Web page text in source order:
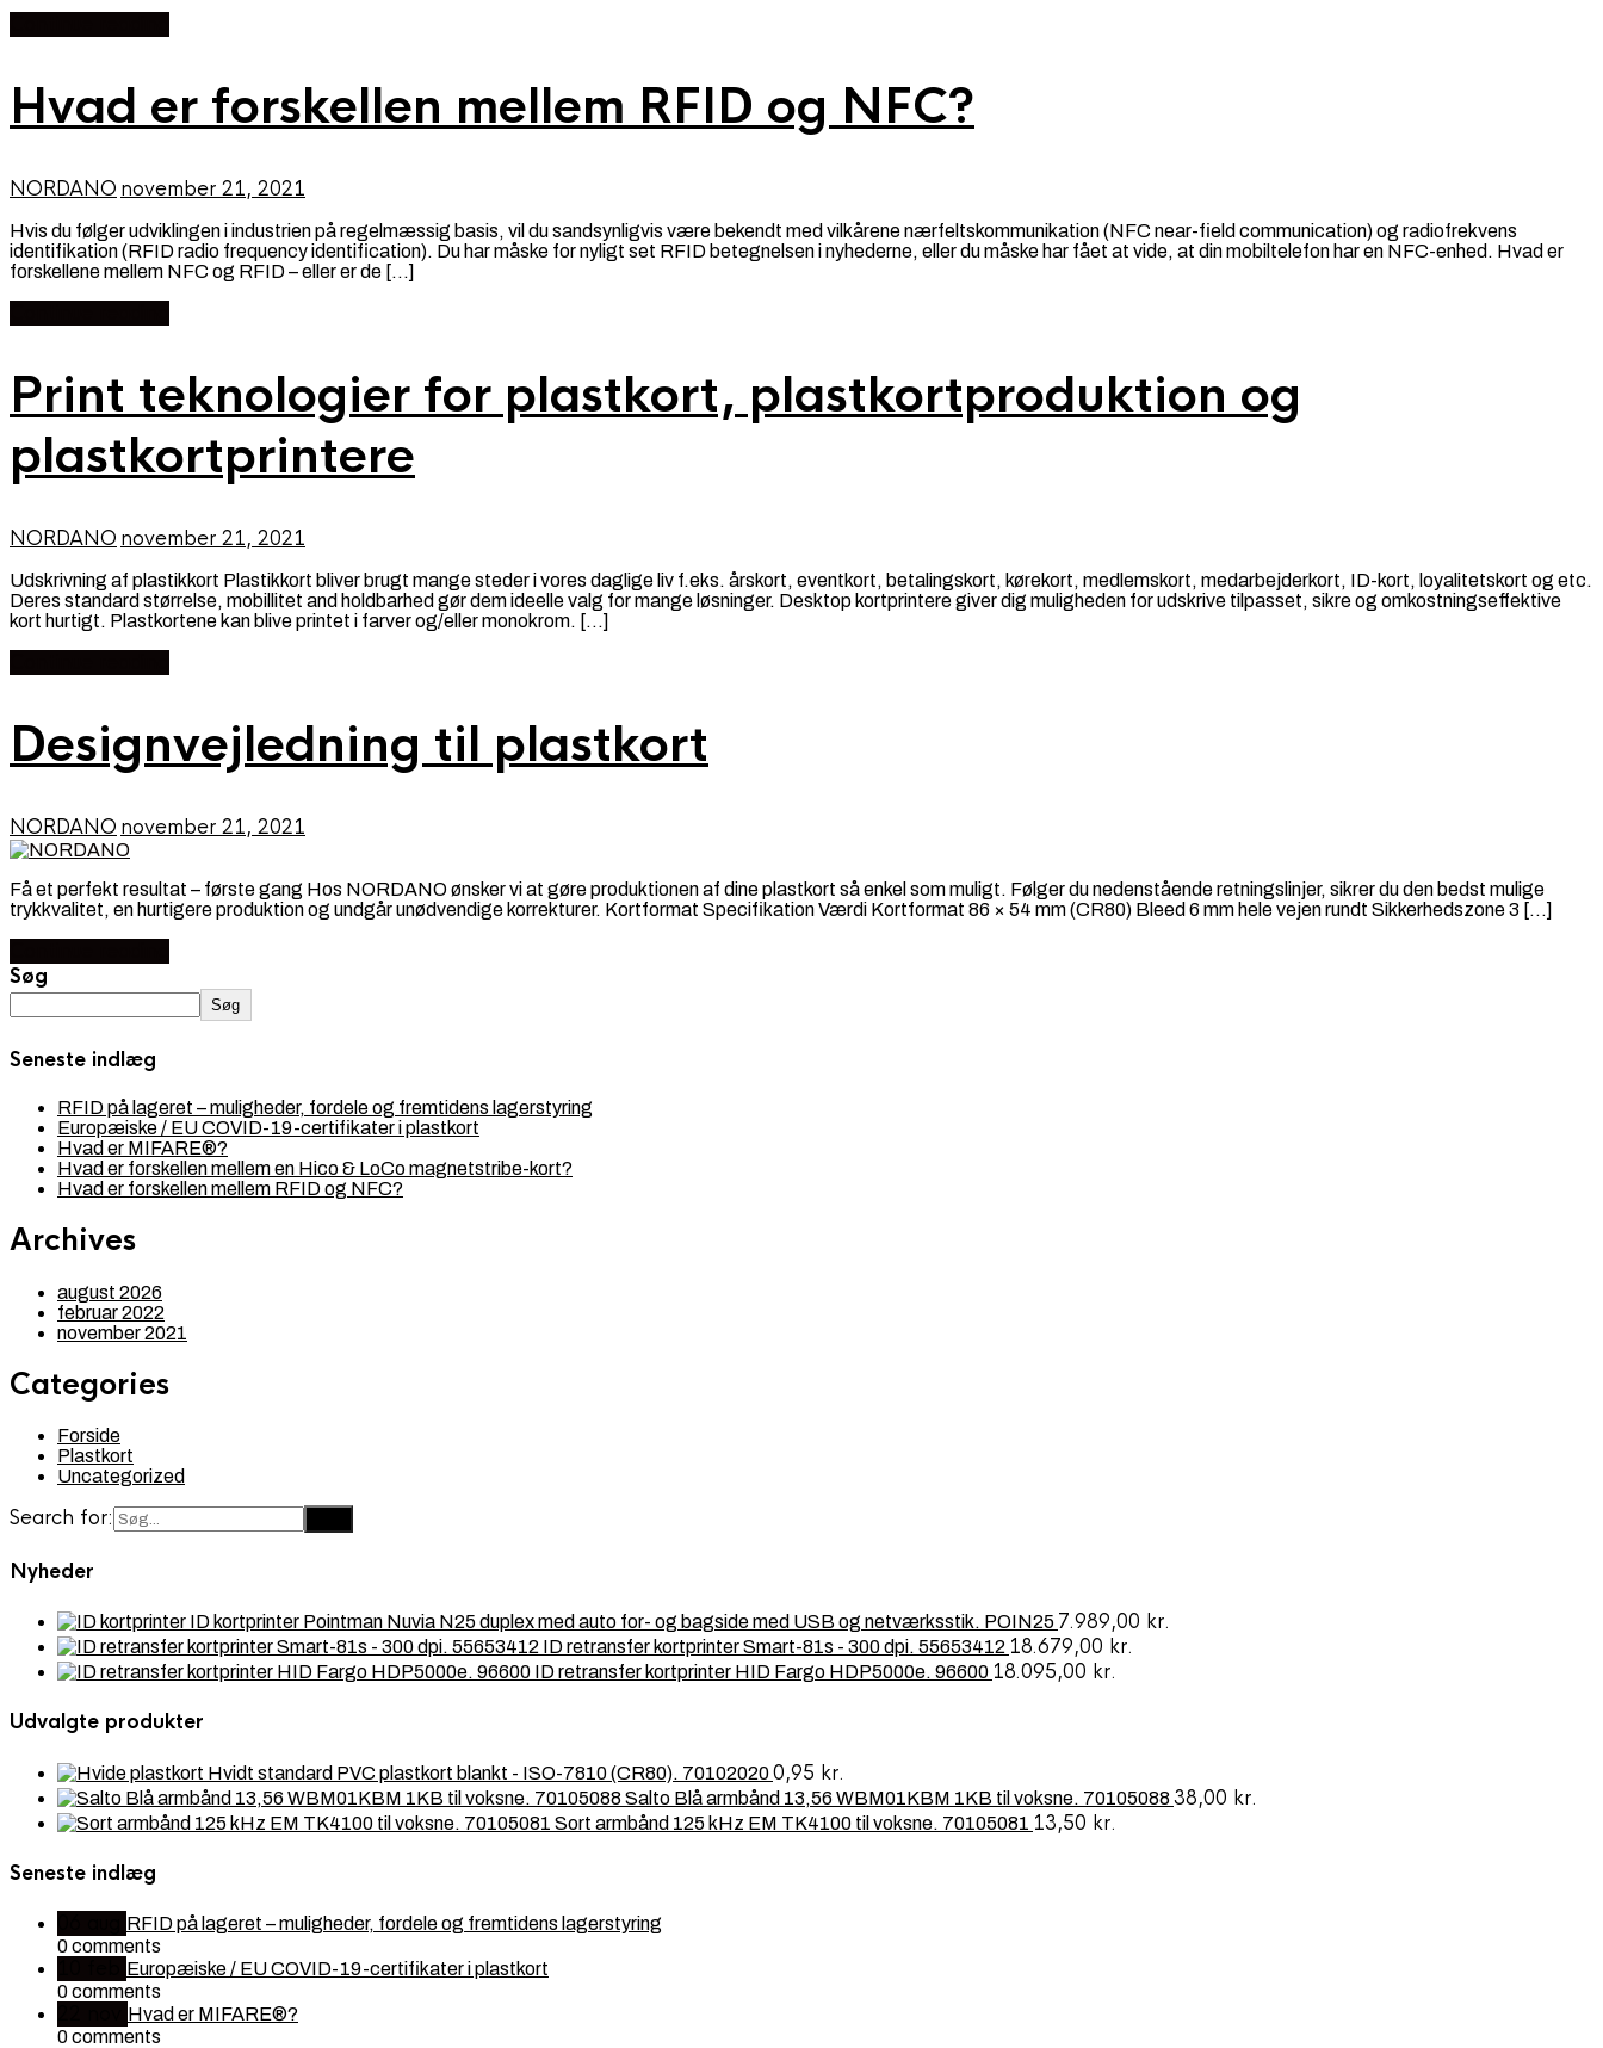
Hvad er forskellen mellem RFID og NFC?
NORDANO november 21, 2021
Hvis du følger udviklingen i industrien på regelmæssig basis, vil du sandsynligvis være bekendt med vilkårene nærfeltskommunikation (NFC near-field communication) og radiofrekvens
identifikation (RFID radio frequency identification). Du har måske for nyligt set RFID betegnelsen i nyhederne, eller du måske har fået at vide, at din mobiltelefon har en NFC-enhed. Hvad er
forskellene mellem NFC og RFID – eller er de […]
Print teknologier for plastkort, plastkortproduktion og
plastkortprintere
NORDANO november 21, 2021
Udskrivning af plastikkort Plastikkort bliver brugt mange steder i vores daglige liv f.eks. årskort, eventkort, betalingskort, kørekort, medlemskort, medarbejderkort, ID-kort, loyalitetskort og etc.
Deres standard størrelse, mobillitet and holdbarhed gør dem ideelle valg for mange løsninger. Desktop kortprintere giver dig muligheden for udskrive tilpasset, sikre og omkostningseffektive
kort hurtigt. Plastkortene kan blive printet i farver og/eller monokrom. […]
Designvejledning til plastkort
NORDANO november 21, 2021
Få et perfekt resultat – første gang Hos NORDANO ønsker vi at gøre produktionen af dine plastkort så enkel som muligt. Følger du nedenstående retningslinjer, sikrer du den bedst mulige
trykkvalitet, en hurtigere produktion og undgår unødvendige korrekturer. Kortformat Specifikation Værdi Kortformat 86 × 54 mm (CR80) Bleed 6 mm hele vejen rundt Sikkerhedszone 3 […]
Søg
Søg
Seneste indlæg
RFID på lageret – muligheder, fordele og fremtidens lagerstyring
Europæiske / EU COVID-19-certifikater i plastkort
Hvad er MIFARE®?
Hvad er forskellen mellem en Hico & LoCo magnetstribe-kort?
Hvad er forskellen mellem RFID og NFC?
Archives
august 2026
februar 2022
november 2021
Categories
Forside
Plastkort
Uncategorized
Search for:
Nyheder
ID kortprinter Pointman Nuvia N25 duplex med auto for- og bagside med USB og netværksstik. POIN25 7.989,00 kr.
ID retransfer kortprinter Smart-81s - 300 dpi. 55653412 18.679,00 kr.
ID retransfer kortprinter HID Fargo HDP5000e. 96600 18.095,00 kr.
Udvalgte produkter
Hvidt standard PVC plastkort blankt - ISO-7810 (CR80). 701020200,95 kr.
Salto Blå armbånd 13,56 WBM01KBM 1KB til voksne. 7010508838,00 kr.
Sort armbånd 125 kHz EM TK4100 til voksne. 70105081 13,50 kr.
Seneste indlæg
RFID på lageret – muligheder, fordele og fremtidens lagerstyring
0 comments
Europæiske / EU COVID-19-certifikater i plastkort
0 comments
Hvad er MIFARE®?
0 comments